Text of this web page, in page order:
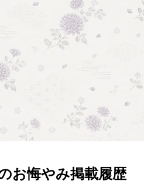
お悔やみ掲載履歴